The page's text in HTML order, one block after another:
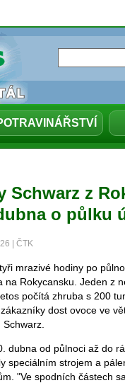
Schwarz z
o půlku
| ČTK
mrazivé hodiny po
na Rokycansku. Jeden z
počítá zhruba s 200
dost ovoce ve
dubna od půlnoci až do
speciálním strojem a
"Ve spodních částech